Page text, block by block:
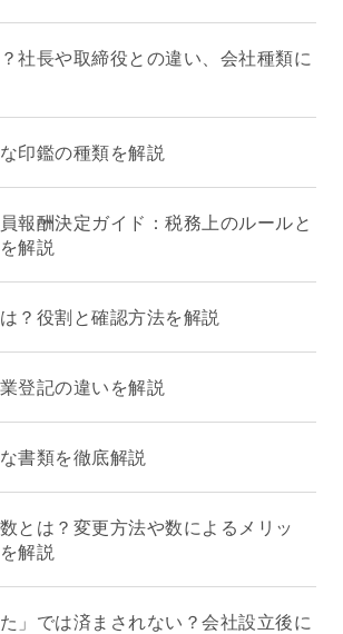
社長や取締役との違い、会社種類に
印鑑の種類を解説
報酬決定ガイド：税務上のルールと
解説
？役割と確認方法を解説
登記の違いを解説
書類を徹底解説
とは？変更方法や数によるメリッ
解説
」では済まされない？会社設立後に